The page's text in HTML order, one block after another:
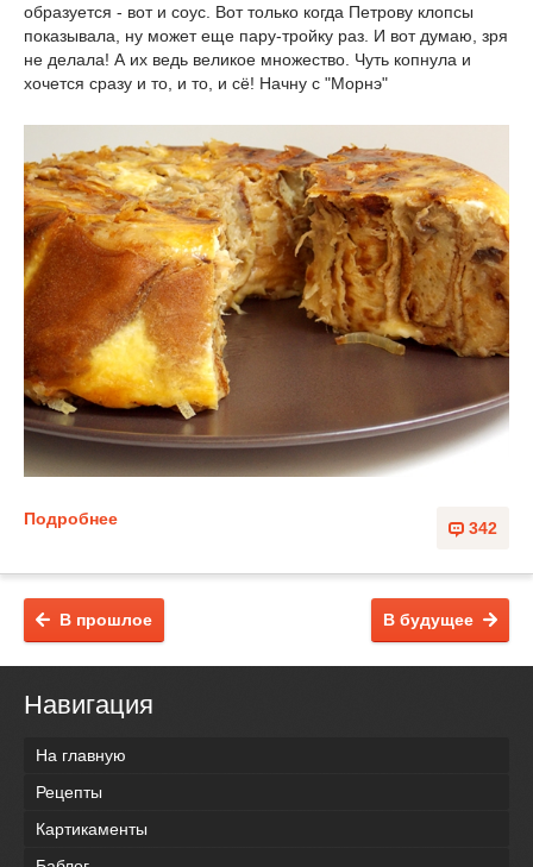
образуется - вот и соус. Вот только когда Петрову клопсы
показывала, ну может еще пару-тройку раз. И вот думаю, зря
не делала! А их ведь великое множество. Чуть копнула и
хочется сразу и то, и то, и сё! Начну с "Морнэ"
342
Подробнее
В будущее
В прошлое
Навигация
На главную
Рецепты
Картикаменты